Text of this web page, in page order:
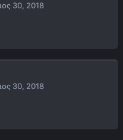
30, 2018
30, 2018